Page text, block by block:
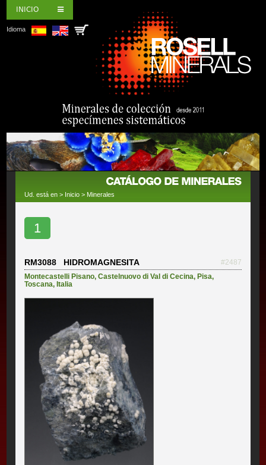
INICIO
Idioma
Ud. está en > Inicio > Minerales
1
RM3088 HIDROMAGNESITA
#2487
Montecastelli Pisano,Castelnuovo di Val di Cecina,Pisa,
Toscana,Italia